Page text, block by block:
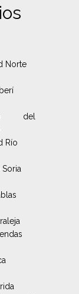
Norte
del
Río